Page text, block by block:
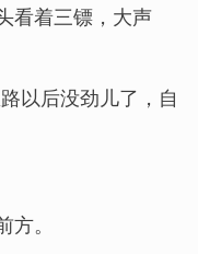
看着三镖，大声
以后没劲儿了，自
。